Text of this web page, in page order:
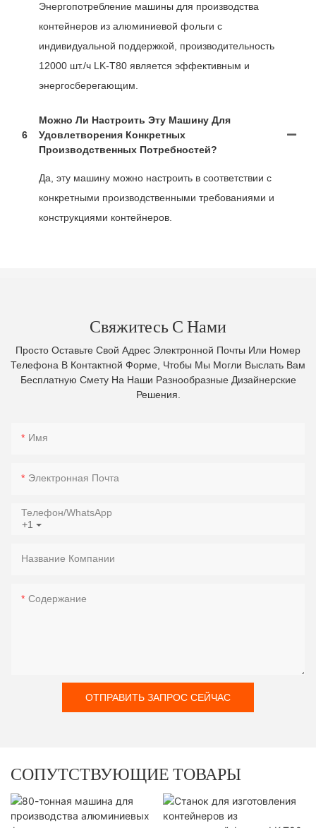
Энергопотребление машины для производства
контейнеров из алюминиевой фольги с
индивидуальной поддержкой, производительность
12000 шт./ч LK-T80 является эффективным и
энергосберегающим.
6
Можно Ли Настроить Эту Машину Для
Удовлетворения Конкретных
Производственных Потребностей?
Да, эту машину можно настроить в соответствии с
конкретными производственными требованиями и
конструкциями контейнеров.
Свяжитесь С Нами
Просто Оставьте Свой Адрес Электронной Почты Или Номер
Телефона В Контактной Форме, Чтобы Мы Могли Выслать Вам
Бесплатную Смету На Наши Разнообразные Дизайнерские
Решения.
Имя
Электронная Почта
+1
Телефон/WhatsApp
Название Компании
Содержание
ОТПРАВИТЬ ЗАПРОС СЕЙЧАС
СОПУТСТВУЮЩИЕ ТОВАРЫ